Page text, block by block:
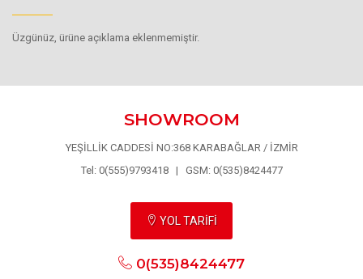
Üzgünüz, ürüne açıklama eklenmemiştir.
SHOWROOM
YEŞİLLİK CADDESİ NO:368 KARABAĞLAR / İZMİR
Tel: 0(555)9793418 | GSM: 0(535)8424477
YOL TARİFİ
0(535)8424477